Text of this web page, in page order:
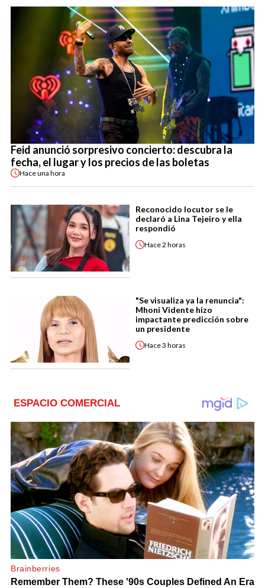
Feid anunció sorpresivo concierto: descubra la
fecha, el lugar y los precios de las boletas
Haceuna hora
Reconocido locutor se le
declaró a Lina Tejeiro y ella
respondió
Hace2 horas
"Se visualiza ya la renuncia":
Mhoni Vidente hizo
impactante predicción sobre
un presidente
Hace3 horas